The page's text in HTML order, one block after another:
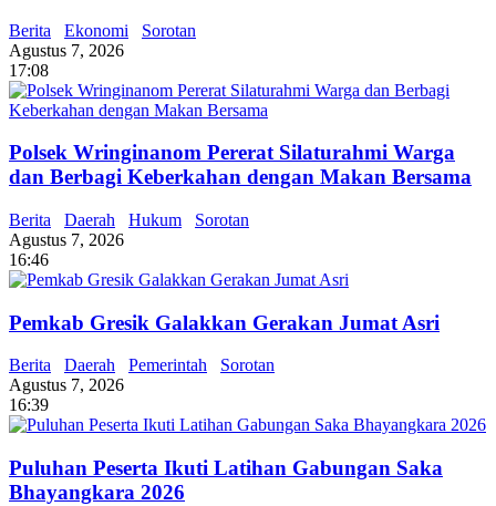
Berita Ekonomi
Sorotan
Agustus 7, 2026
17:08
Polsek Wringinanom Pererat Silaturahmi Warga
dan Berbagi Keberkahan dengan Makan Bersama
Berita Daerah Hukum
Sorotan
Agustus 7, 2026
16:46
Pemkab Gresik Galakkan Gerakan Jumat Asri
Berita Daerah Pemerintah
Sorotan
Agustus 7, 2026
16:39
Puluhan Peserta Ikuti Latihan Gabungan Saka
Bhayangkara 2026